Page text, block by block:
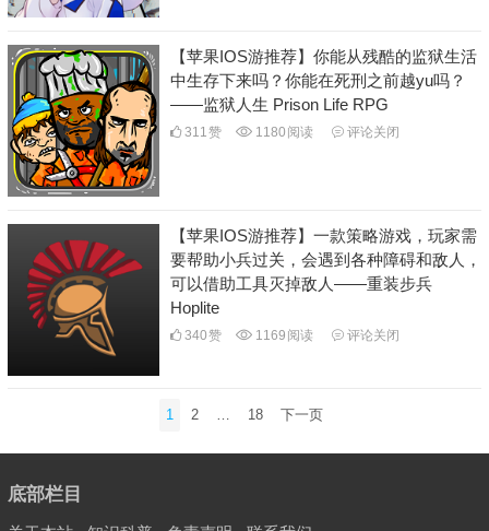
【苹果IOS游推荐】你能从残酷的监狱生活
中生存下来吗？你能在死刑之前越yu吗？
——监狱人生 Prison Life RPG
311赞 1180 阅读 评论关闭
【苹果IOS游推荐】一款策略游戏，玩家需
要帮助小兵过关，会遇到各种障碍和敌人，
可以借助工具灭掉敌人——重装步兵
Hoplite
340赞 1169 阅读 评论关闭
分
页
1 2 … 18 下一页
底部栏目